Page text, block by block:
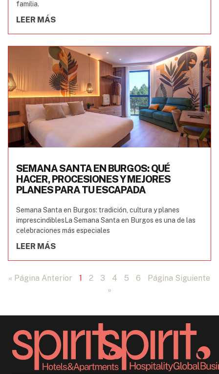
familia.
LEER MÁS
SEMANA SANTA EN BURGOS: QUÉ
HACER, PROCESIONES Y MEJORES
PLANES PARA TU ESCAPADA
Semana Santa en Burgos: tradición, cultura y planes
imprescindiblesLa Semana Santa en Burgos es una de las
celebraciones más especiales
LEER MÁS
« Página Anterior 1 2 3 4 5 6
Página Siguiente
»